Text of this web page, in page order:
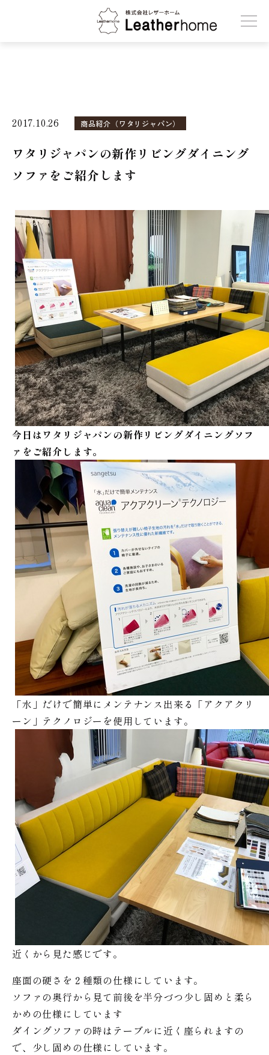
株式会社レザーホーム
2017.10.26 商品紹介（ワタリジャパン）
ワタリジャパンの新作リビングダイニング
ソファをご紹介します
今日はワタリジャパンの新作リビングダイニングソフ
ァをご紹介します。
「水」だけで簡単にメンテナンス出来る「アクアクリ
ーン」テクノロジーを使用しています。
近くから見た感じです。
座面の硬さを２種類の仕様にしています。
ソファの奥行から見て前後を半分づつ少し固めと柔ら
かめの仕様にしています
ダイングソファの時はテーブルに近く座られますの
で、少し固めの仕様にしています。